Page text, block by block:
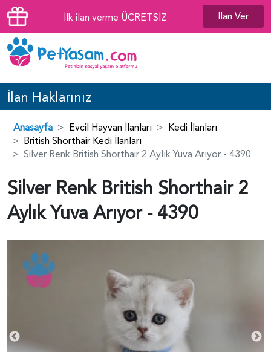
İlk ilan verme ÜCRETSİZ İlan Ver
İlan Haklarınız
Anasayfa Evcil Hayvan İlanları
Kedi İlanları
British Shorthair Kedi İlanları
Silver Renk British Shorthair 2 Aylık Yuva Arıyor - 4390
Silver Renk British Shorthair 2
Aylık Yuva Arıyor - 4390